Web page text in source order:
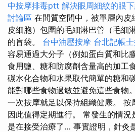
中按摩排毒ptt 解決眼周細紋的眼
討論區 在間質空間中，被單層內皮
皮細胞）包圍的毛細淋巴管（毛細
的盲袋。 台中油壓按摩 台北記帳
容易通過大分子（例如蛋白質和比
食用鹽、糖和防腐劑含量高的加工
碳水化合物和水果取代簡單的糖和
能對哪些食物過敏並避免這些食物
一次按摩就足以保持組織健康。 按
因此值得定期進行。 常發生的情況
是在接受治療了… 事實證明，針灸